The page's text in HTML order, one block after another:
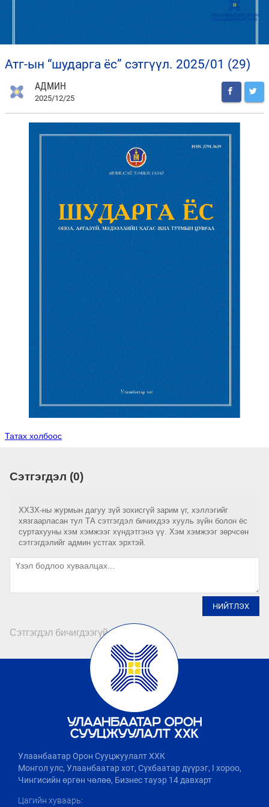
атг-ын “шударга ёс” сэтгүүл. 2025/01 (29)
АДМИН
2025/12/25
Татах холбоос
Сэтгэгдэл (0)
ХХЗХ-ны журмын дагуу зүй зохисгүй зарим үг, хэллэгийг
хязгаарласан тул ТА сэтгэгдэл бичихдээ хууль зүйн болон ёс
суртахууны хэм хэмжээг хүндэтгэнэ үү. Хэм хэмжээг зөрчсөн
сэтгэгдэлийг админ устгах эрхтэй.
НИЙТЛЭХ
Сэтгэгдэл бичигдээгүй байна
Улаанбаатар Орон Сууцжуулалт ХХК
Монгол улс, Улаанбаатар хот, Сүхбаатар дүүрэг, I хороо,
Чингисийн өргөн чөлөө, Бизнес тауэр 14 давхарт
Цагийн хуваарь: